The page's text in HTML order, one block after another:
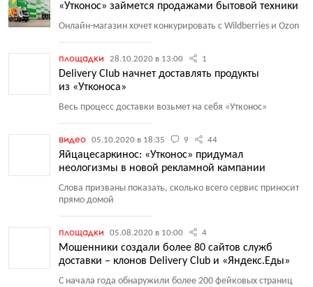
«Утконос» займется продажами бытовой техники
Онлайн-магазин хочет конкурировать с Wildberries и Ozon
площадки 28.10.2020 в 13:00 1
Delivery Club начнет доставлять продукты
из «Утконоса»
Весь процесс доставки возьмет на себя «Утконос»
видео 05.10.2020 в 18:35 9 44
Яйцацесаркинос: «Утконос» придумал
неологизмы в новой рекламной кампании
Слова призваны показать, сколько всего сервис приносит
прямо домой
площадки 05.08.2020 в 10:00 4
Мошенники создали более 80 сайтов служб
доставки – клонов Delivery Club и «Яндекс.Еды»
С начала года обнаружили более 200 фейковых страниц